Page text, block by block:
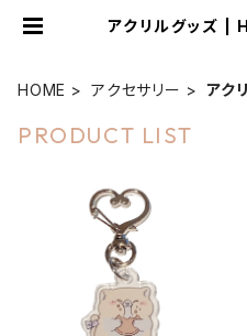
アクリルグッズ |
HOME アクセサリー アク
PRODUCT LIST